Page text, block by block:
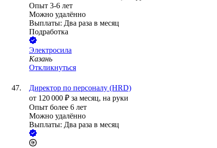
Опыт 3-6 лет
Можно удалённо
Выплаты: Два раза в месяц
Подработка
Электросила
Казань
Откликнуться
Директор по персоналу (HRD)
от 120 000 ₽ за месяц, на руки
Опыт более 6 лет
Можно удалённо
Выплаты: Два раза в месяц